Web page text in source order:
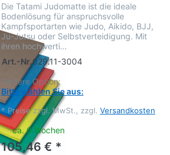
Die Tatami Judomatte ist die ideale
Bodenlösung für anspruchsvolle
Kampfsportarten wie Judo, Aikido, BJJ,
Ju-Jutsu oder Selbstverteidigung. Mit
ihren hochwerti…
Art.-Nr.029.11-3004
Weitere Option:
Bitte wählen Sie aus:
* Preise zzgl. MwSt., zzgl. Versandkosten
ca. 6 Wochen
105,46 € *